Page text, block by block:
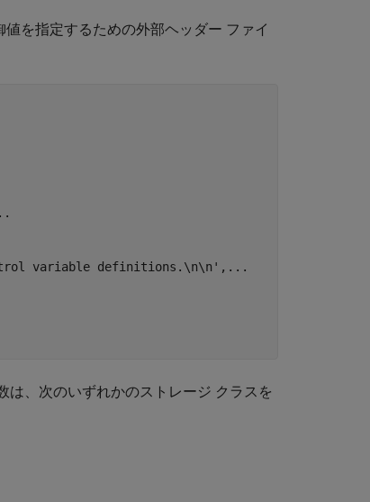
を指定するための外部ヘッダー ファイ
variable definitions.\n\n' , ...
は、次のいずれかのストレージ クラスを